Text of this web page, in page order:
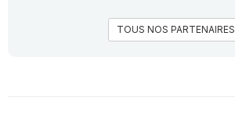
TOUS NOS PARTENAIRES